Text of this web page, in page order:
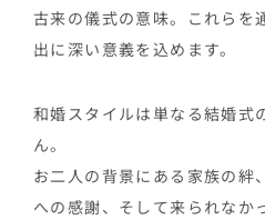
古来の儀式の意味。これらを
出に深い意義を込めます。
和婚スタイルは単なる結婚式
ん。
お二人の背景にある家族の絆
への感謝、そして来られなか